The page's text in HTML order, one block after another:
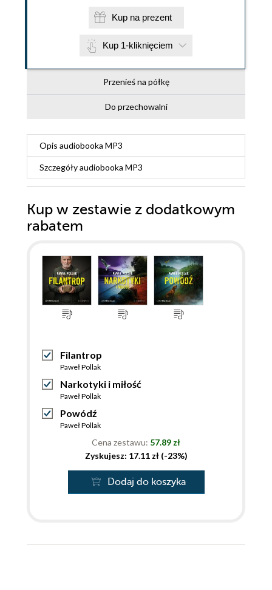
Kup na prezent
Kup 1-kliknięciem
Przenieś na półkę
Do przechowalni
Opis audiobooka MP3
Szczegółyaudiobooka MP3
Kup w zestawie z dodatkowym
rabatem
Filantrop
Paweł Pollak
Narkotyki i miłość
Paweł Pollak
Powódź
Paweł Pollak
Cena zestawu: 57.89 zł
Zyskujesz: 17.11 zł (-23%)
Dodaj do koszyka